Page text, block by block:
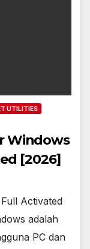
UTILITIES
Windows
[2026]
Activated
adalah
PC dan